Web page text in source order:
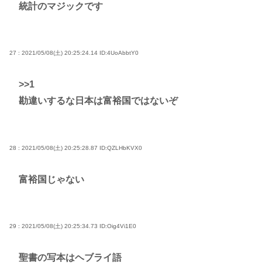
統計のマジックです
27 : 2021/05/08(土) 20:25:24.14 ID:4UoAbbtY0
>>1
勘違いするな日本は富裕国ではないぞ
28 : 2021/05/08(土) 20:25:28.87 ID:QZLHbKVX0
富裕国じゃない
29 : 2021/05/08(土) 20:25:34.73 ID:Oig4Vi1E0
聖書の写本はヘブライ語